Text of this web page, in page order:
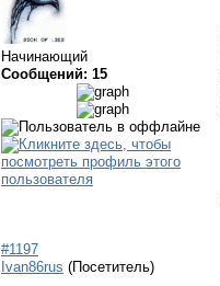
Начинающий
Сообщений: 15
#1197
Ivan86rus (Посетитель)